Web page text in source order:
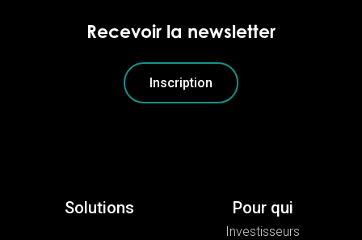
Recevoir la newsletter
Inscription
Solutions Pour qui
Investisseurs